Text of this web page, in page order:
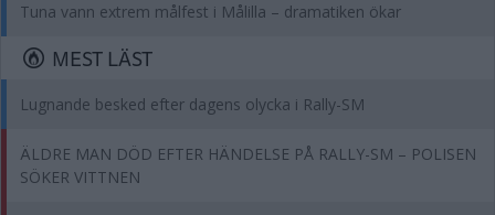
Tuna vann extrem målfest i Målilla – dramatiken ökar
MEST LÄST
Lugnande besked efter dagens olycka i Rally-SM
ÄLDRE MAN DÖD EFTER HÄNDELSE PÅ RALLY-SM – POLISEN
SÖKER VITTNEN